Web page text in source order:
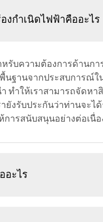
งกำเนิดไฟฟ้าคืออะไร
Ltd. สำหรับความต้องการ
ฐานจากประสบการณ์ใ
ำ ทำให้เราสามารถจัดห
ยังรับประกันว่าท่านจะ
ารสนับสนุนอย่างต่อเนื่
อะไร